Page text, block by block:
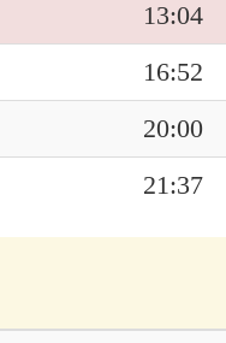
13:04
16:52
20:00
21:37